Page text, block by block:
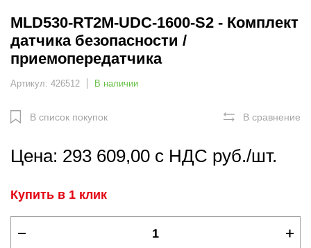
MLD530-RT2M-UDC-1600-S2 - Комплект
датчика безопасности /
приемопередатчика
Артикул: 426512 В наличии
В список покупок В сравнение
Цена: 293 609,00 с НДС руб./шт.
Купить в 1 клик